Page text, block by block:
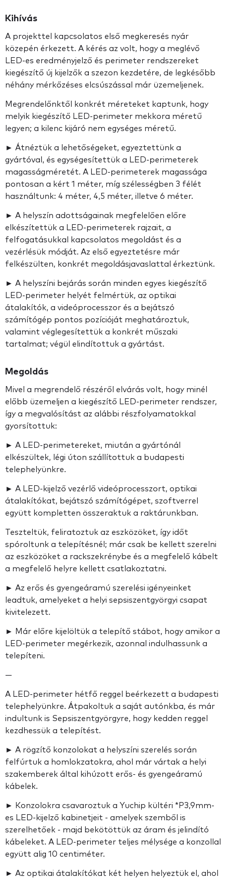
Kihívás
A projekttel kapcsolatos első megkeresés nyár
közepén érkezett. A kérés az volt, hogy a meglévő
LED-es eredményjelző és perimeter rendszereket
kiegészítő új kijelzők a szezon kezdetére, de legkésőbb
néhány mérkőzéses elcsúszással már üzemeljenek.
Megrendelőnktől konkrét méreteket kaptunk, hogy
melyik kiegészítő LED-perimeter mekkora méretű
legyen; a kilenc kijáró nem egységes méretű.
► Átnéztük a lehetőségeket, egyeztettünk a
gyártóval, és egységesítettük a LED-perimeterek
magasságméretét. A LED-perimeterek magassága
pontosan a kért 1 méter, míg szélességben 3 félét
használtunk: 4 méter, 4,5 méter, illetve 6 méter.
► A helyszín adottságainak megfelelően előre
elkészítettük a LED-perimeterek rajzait, a
felfogatásukkal kapcsolatos megoldást és a
vezérlésük módját. Az első egyeztetésre már
felkészülten, konkrét megoldásjavaslattal érkeztünk.
► A helyszíni bejárás során minden egyes kiegészítő
LED-perimeter helyét felmértük, az optikai
átalakítók, a videóprocesszor és a bejátszó
számítógép pontos pozícióját meghatároztuk,
valamint véglegesítettük a konkrét műszaki
tartalmat; végül elindítottuk a gyártást.
Megoldás
Mivel a megrendelő részéről elvárás volt, hogy minél
előbb üzemeljen a kiegészítő LED-perimeter rendszer,
így a megvalósítást az alábbi részfolyamatokkal
gyorsítottuk:
► A LED-perimetereket, miután a gyártónál
elkészültek, légi úton szállítottuk a budapesti
telephelyünkre.
► A LED-kijelző vezérlő videóprocesszort, optikai
átalakítókat, bejátszó számítógépet, szoftverrel
együtt kompletten összeraktuk a raktárunkban.
Teszteltük, feliratoztuk az eszközöket, így időt
spóroltunk a telepítésnél; már csak be kellett szerelni
az eszközöket a rackszekrénybe és a megfelelő kábelt
a megfelelő helyre kellett csatlakoztatni.
► Az erős és gyengeáramú szerelési igényeinket
leadtuk, amelyeket a helyi sepsiszentgyörgyi csapat
kivitelezett.
► Már előre kijelöltük a telepítő stábot, hogy amikor a
LED-perimeter megérkezik, azonnal indulhassunk a
telepíteni.
—
A LED-perimeter hétfő reggel beérkezett a budapesti
telephelyünkre. Átpakoltuk a saját autónkba, és már
indultunk is Sepsiszentgyörgyre, hogy kedden reggel
kezdhessük a telepítést.
► A rögzítő konzolokat a helyszíni szerelés során
felfúrtuk a homlokzatokra, ahol már vártak a helyi
szakemberek által kihúzott erős- és gyengeáramú
kábelek.
► Konzolokra csavaroztuk a Yuchip kültéri *P3,9mm-
es LED-kijelző kabinetjeit - amelyek szemből is
szerelhetőek - majd bekötöttük az áram és jelindító
kábeleket. A LED-perimeter teljes mélysége a konzollal
együtt alig 10 centiméter.
► Az optikai átalakítókat két helyen helyeztük el, ahol